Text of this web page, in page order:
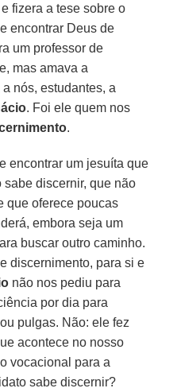
fizera a tese sobre o
encontrar Deus de
um professor de
mas amava a
nós, estudantes, a
. Foi ele quem nos
.
encontrar um jesuíta que
sabe discernir, que não
que oferece poucas
embora seja um
buscar outro caminho.
discernimento, para si e
não nos pediu para
por dia para
pulgas. Não: ele fez
acontece no nosso
vocacional para a
sabe discernir?